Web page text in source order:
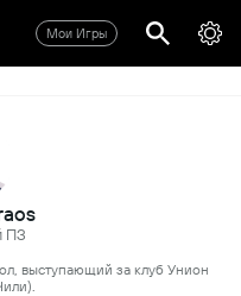
Мои Игры
ПЗ
выступающий за клуб Унион